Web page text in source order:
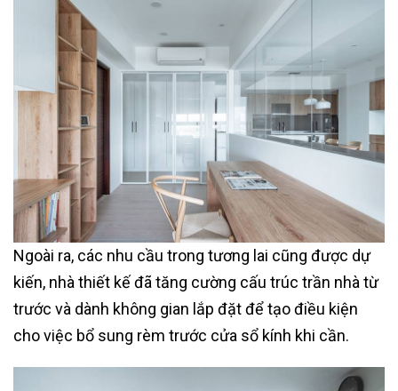
Ngoài ra, các nhu cầu trong tương lai cũng được dự
kiến, nhà thiết kế đã tăng cường cấu trúc trần nhà từ
trước và dành không gian lắp đặt để tạo điều kiện
cho việc bổ sung rèm trước cửa sổ kính khi cần.